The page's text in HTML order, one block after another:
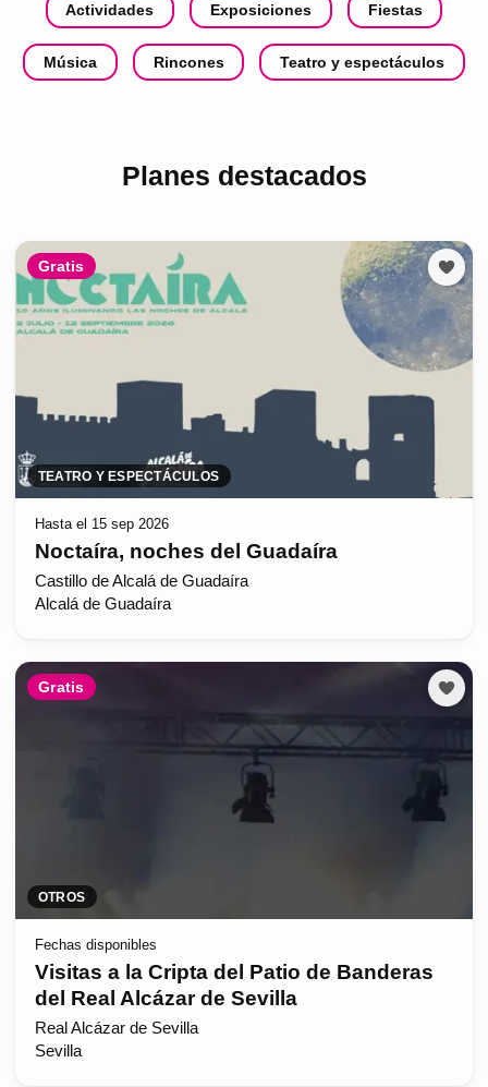
Actividades Exposiciones Fiestas
Música Rincones Teatro y espectáculos
Planes destacados
Gratis
TEATRO Y ESPECTÁCULOS
Hasta el 15 sep 2026
Noctaíra, noches del Guadaíra
Castillo de Alcalá de Guadaíra
Alcalá de Guadaíra
Gratis
OTROS
Fechas disponibles
Visitas a la Cripta del Patio de Banderas
del Real Alcázar de Sevilla
Real Alcázar de Sevilla
Sevilla